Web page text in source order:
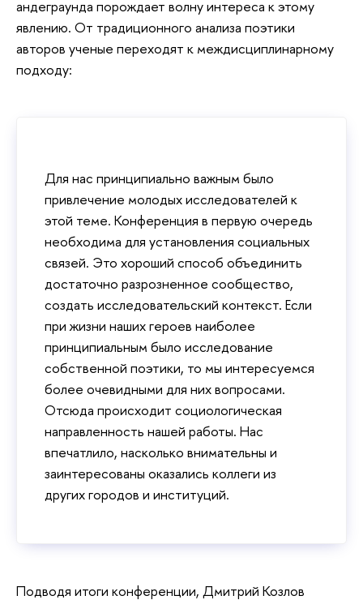
андеграунда порождает волну интереса к этому
явлению. От традиционного анализа поэтики
авторов ученые переходят к междисциплинарному
подходу:
Для нас принципиально важным было
привлечение молодых исследователей к
этой теме. Конференция в первую очередь
необходима для установления социальных
связей. Это хороший способ объединить
достаточно разрозненное сообщество,
создать исследовательский контекст. Если
при жизни наших героев наиболее
принципиальным было исследование
собственной поэтики, то мы интересуемся
более очевидными для них вопросами.
Отсюда происходит социологическая
направленность нашей работы. Нас
впечатлило, насколько внимательны и
заинтересованы оказались коллеги из
других городов и институций.
Подводя итоги конференции, Дмитрий Козлов